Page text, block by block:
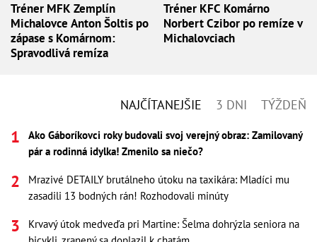
Tréner MFK Zemplín
Michalovce Anton Šoltis po
zápase s Komárnom:
Spravodlivá remíza
Tréner KFC Komárno
Norbert Czibor po remíze v
Michalovciach
NAJČÍTANEJŠIE 3 DNI TÝŽDEŇ
Ako Gáboríkovci roky budovali svoj verejný obraz: Zamilovaný
pár a rodinná idylka! Zmenilo sa niečo?
Mrazivé DETAILY brutálneho útoku na taxikára: Mladíci mu
zasadili 13 bodných rán! Rozhodovali minúty
Krvavý útok medveďa pri Martine: Šelma dohrýzla seniora na